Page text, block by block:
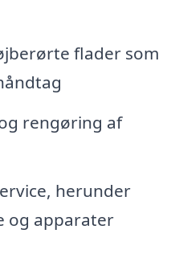
flader som
rengøring af
herunder
og apparater